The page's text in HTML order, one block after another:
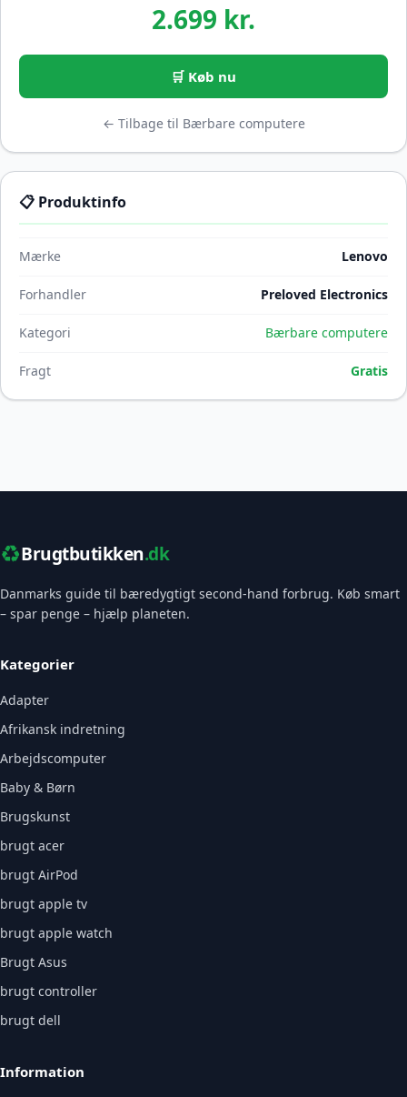
2.699 kr.
🛒 Køb nu
← Tilbage til Bærbare computere
📋 Produktinfo
Mærke Lenovo
Forhandler Preloved Electronics
Kategori Bærbare computere
Fragt Gratis
♻️Brugtbutikken.dk
Danmarks guide til bæredygtigt second-hand forbrug. Køb smart
– spar penge – hjælp planeten.
Kategorier
Adapter
Afrikansk indretning
Arbejdscomputer
Baby & Børn
Brugskunst
brugt acer
brugt AirPod
brugt apple tv
brugt apple watch
Brugt Asus
brugt controller
brugt dell
Information